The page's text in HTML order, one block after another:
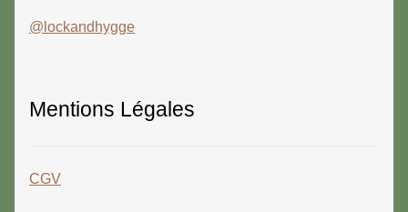
@lockandhygge
Mentions Légales
CGV